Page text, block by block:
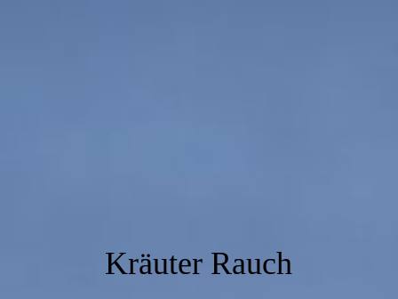
Kräuter Rauch